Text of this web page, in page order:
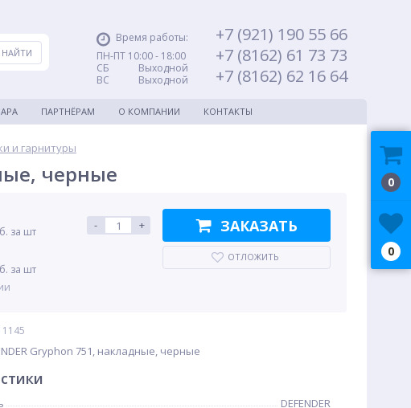
Время работы:
ПН-ПТ 10:00 - 18:00
СБ Выходной
ВС Выходной
+7 (921) 190 55 66
+7 (8162) 61 73 73
+7 (8162) 62 16 64
ПАРТНЁРАМ О КОМПАНИИ КОНТАКТЫ
и гарнитуры
черные
за шт
за шт
- + ЗАКАЗАТЬ
ОТЛОЖИТЬ
Gryphon 751, накладные, черные
DEFENDER
0
0